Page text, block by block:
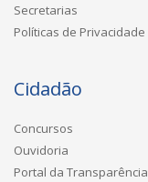
Secretarias
Políticas de Privacidade
Cidadão
Concursos
Ouvidoria
Portal da Transparência